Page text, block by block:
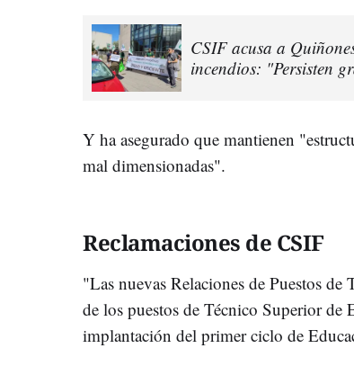
CSIF acusa a
incendios: "Persisten
Y ha asegurado que mantienen
mal dimensionadas".
Reclamaciones de CSIF
"Las nuevas Relaciones de Puestos
de los puestos de Técnico Superior
implantación del primer ciclo de